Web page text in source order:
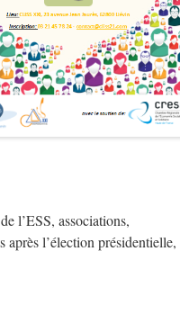
l’ESS, associations,
après l’élection présidentielle,